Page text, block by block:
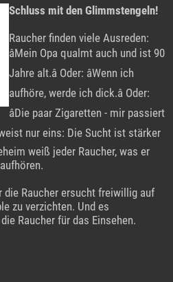
Schluss mit den Glimmstengeln!
Raucher finden viele Ausreden:
âMein Opa qualmt auch und ist 90
Jahre alt.â Oder: âWenn ich
aufhöre, werde ich dick.â Oder:
âDie paar Zigaretten - mir passiert
nur eins: Die Sucht ist stärker
weiß jeder Raucher, was er
die Raucher ersucht freiwillig auf
zu verzichten. Und es
Raucher für das Einsehen.